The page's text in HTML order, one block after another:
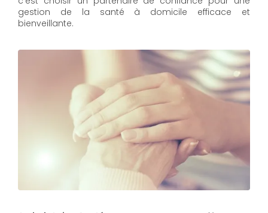
gestion de la santé à domicile efficace et
bienveillante.